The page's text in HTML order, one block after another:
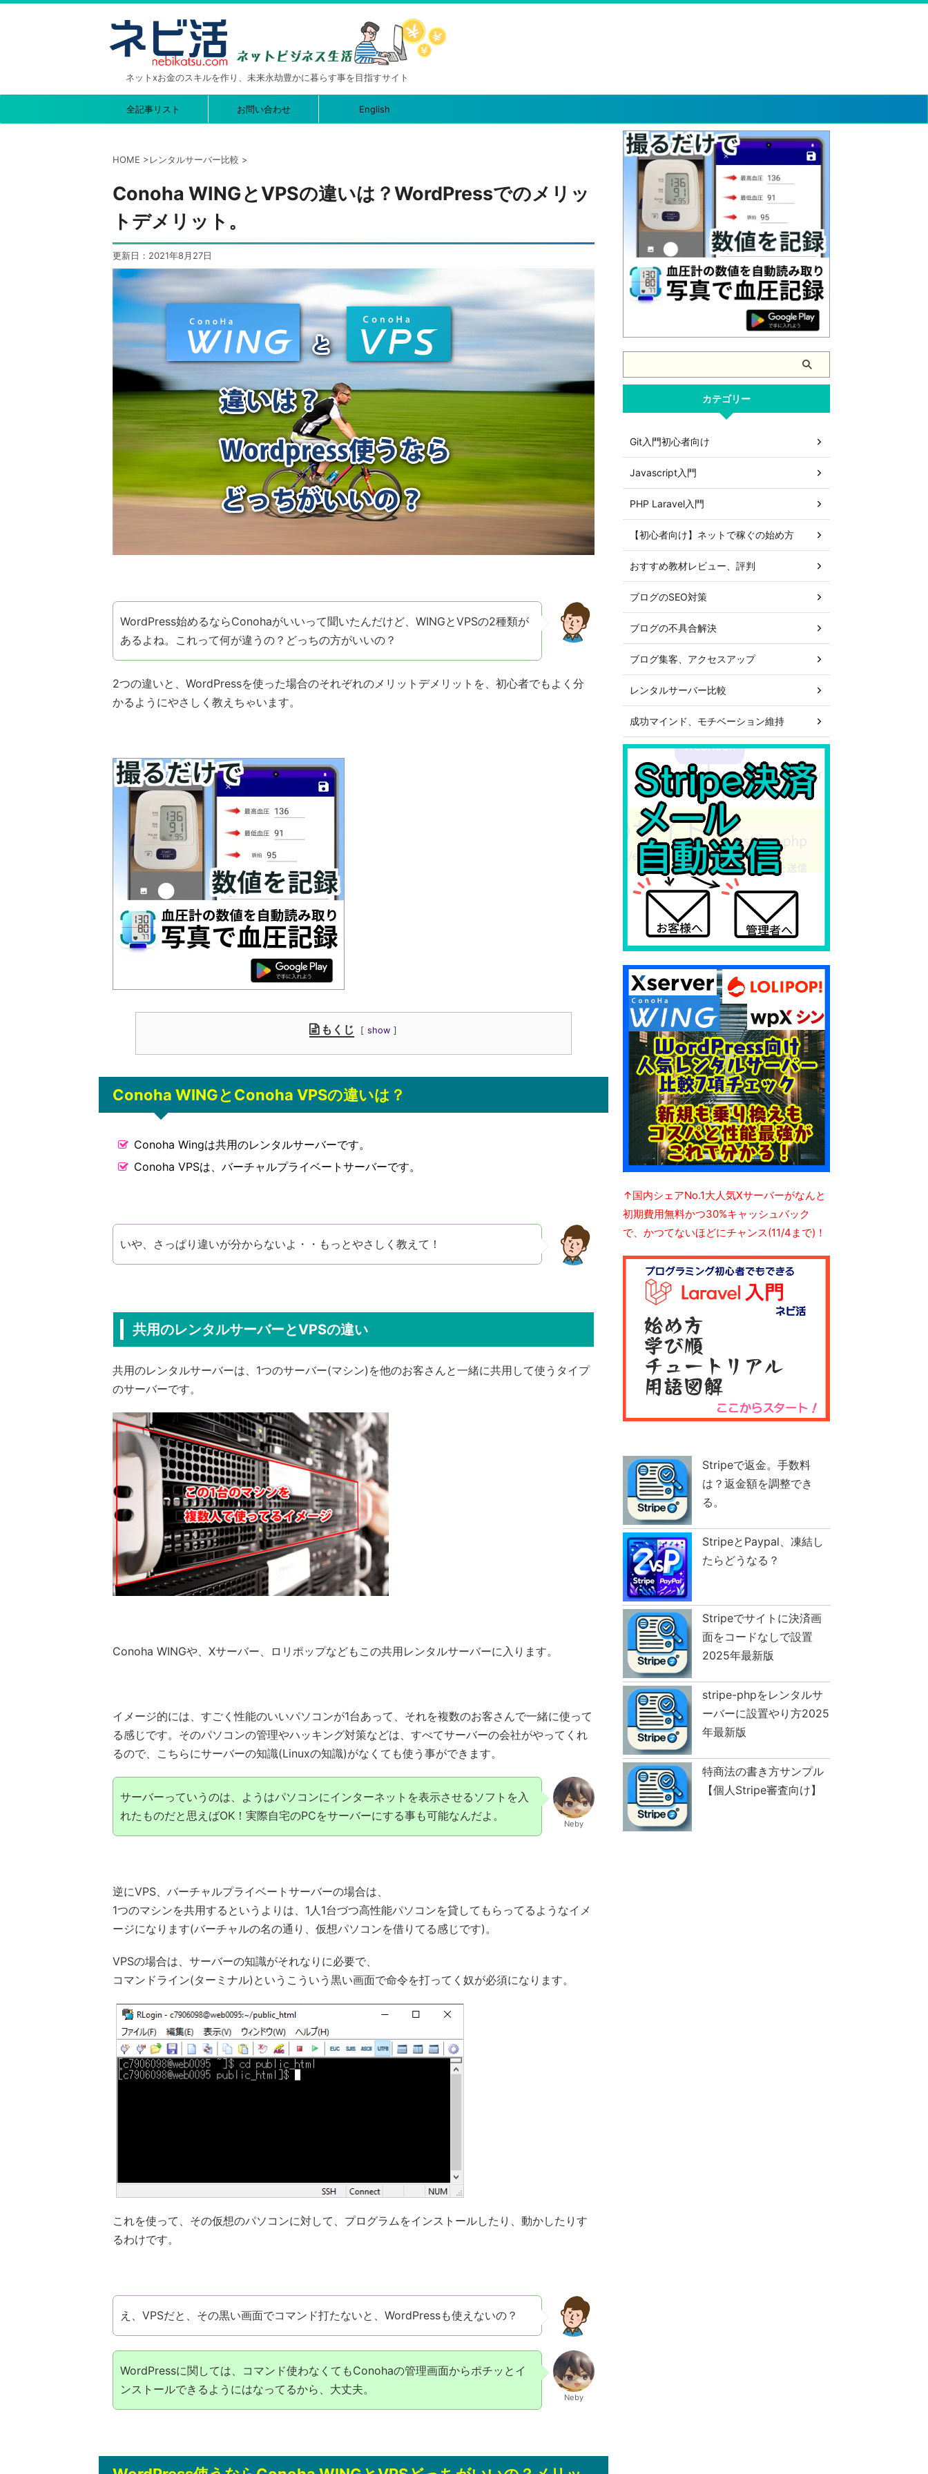
ネットxお金のスキルを作り、未来永劫豊かに暮らす事を目指すサイト
全記事リスト お問い合わせ English
HOME >レンタルサーバー比較 >
Conoha WINGとVPSの違いは？WordPressでのメリッ
トデメリット。
更新日： 2021年8月27日
WordPress始めるならConohaがいいって聞いたんだけど、WINGとVPSの2種類が
あるよね。これって何が違うの？どっちの方がいいの？
2つの違いと、WordPressを使った場合のそれぞれのメリットデメリットを、初心者でもよく分
かるようにやさしく教えちゃいます。
もくじ show
Conoha WINGとConoha VPSの違いは？
Conoha Wingは共用のレンタルサーバーです。
Conoha VPSは、バーチャルプライベートサーバーです。
いや、さっぱり違いが分からないよ・・もっとやさしく教えて！
共用のレンタルサーバーとVPSの違い
共用のレンタルサーバーは、1つのサーバー(マシン)を他のお客さんと一緒に共用して使うタイプ
のサーバーです。
Conoha WINGや、Xサーバー、ロリポップなどもこの共用レンタルサーバーに入ります。
イメージ的には、すごく性能のいいパソコンが1台あって、それを複数のお客さんで一緒に使って
る感じです。そのパソコンの管理やハッキング対策などは、すべてサーバーの会社がやってくれ
るので、こちらにサーバーの知識(Linuxの知識)がなくても使う事ができます。
サーバーっていうのは、ようはパソコンにインターネットを表示させるソフトを入
れたものだと思えばOK！実際自宅のPCをサーバーにする事も可能なんだよ。
Neby
逆にVPS、バーチャルプライベートサーバーの場合は、
1つのマシンを共用するというよりは、1人1台づつ高性能パソコンを貸してもらってるようなイメ
ージになります(バーチャルの名の通り、仮想パソコンを借りてる感じです)。
VPSの場合は、サーバーの知識がそれなりに必要で、
コマンドライン(ターミナル)というこういう黒い画面で命令を打ってく奴が必須になります。
これを使って、その仮想のパソコンに対して、プログラムをインストールしたり、動かしたりす
るわけです。
え、VPSだと、その黒い画面でコマンド打たないと、WordPressも使えないの？
WordPressに関しては、コマンド使わなくてもConohaの管理画面からポチッとイ
ンストールできるようにはなってるから、大丈夫。
Neby
カテゴリー
Git入門初心者向け
Javascript入門
PHP Laravel入門
【初心者向け】ネットで稼ぐの始め方
おすすめ教材レビュー、評判
ブログのSEO対策
ブログの不具合解決
ブログ集客、アクセスアップ
レンタルサーバー比較
成功マインド、モチベーション維持
↑国内シェアNo.1大人気Xサーバーがなんと
初期費用無料かつ30%キャッシュバック
で、かつてないほどにチャンス(11/4まで)！
Stripeで返金。手数料
は？返金額を調整でき
る。
StripeとPaypal、凍結し
たらどうなる？
Stripeでサイトに決済画
面をコードなしで設置
2025年最新版
stripe-phpをレンタルサ
ーバーに設置やり方2025
年最新版
特商法の書き方サンプル
【個人Stripe審査向け】